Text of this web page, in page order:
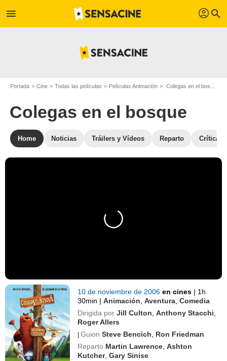
menu profil search
Portada Cine Todas las películas Películas Animación Colegas en el bosque
Colegas en el bosque
Home Noticias Tráilers y Vídeos Reparto Críticas
10 de noviembre de 2006en cines | 1h
30min | Animación ,Aventura ,Comedia
Dirigida por Jill Culton ,Anthony Stacchi
Roger Allers
| Guion Steve Bencich
Ron Friedman
Reparto Martin Lawrence ,Ashton
Kutcher,Gary Sinise